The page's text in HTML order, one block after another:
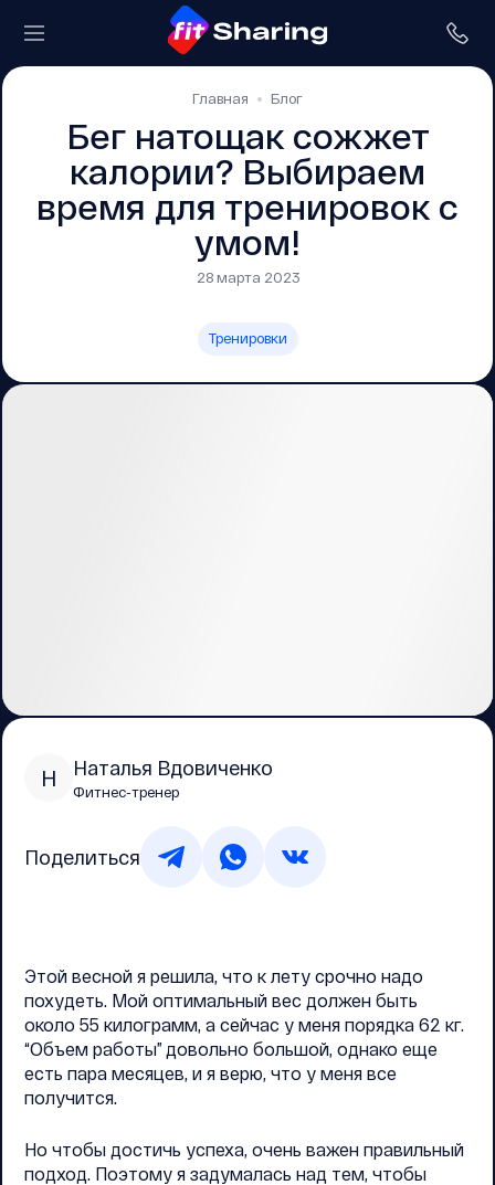
Главная Блог
Бег натощак сожжет
калории? Выбираем
время для тренировок с
умом!
28 марта 2023
Тренировки
Н Наталья Вдовиченко
Фитнес-тренер
Этой весной я решила, что к лету срочно надо
похудеть. Мой оптимальный вес должен быть
около 55 килограмм, а сейчас у меня порядка 62 кг.
“Объем работы” довольно большой, однако еще
есть пара месяцев, и я верю, что у меня все
получится.
Но чтобы достичь успеха, очень важен правильный
подход. Поэтому я задумалась над тем, чтобы
Поделиться